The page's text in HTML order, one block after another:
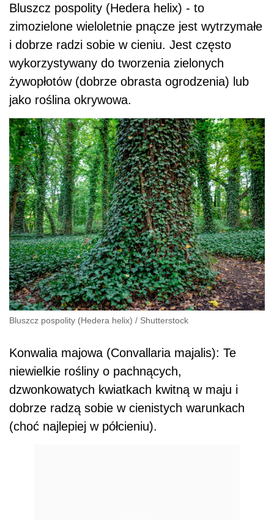
Bluszcz pospolity (Hedera helix) - to
zimozielone wieloletnie pnącze jest wytrzymałe
i dobrze radzi sobie w cieniu. Jest często
wykorzystywany do tworzenia zielonych
żywopłotów (dobrze obrasta ogrodzenia) lub
jako roślina okrywowa.
Bluszcz pospolity (Hedera helix) / Shutterstock
Konwalia majowa (Convallaria majalis): Te
niewielkie rośliny o pachnących,
dzwonkowatych kwiatkach kwitną w maju i
dobrze radzą sobie w cienistych warunkach
(choć najlepiej w półcieniu).